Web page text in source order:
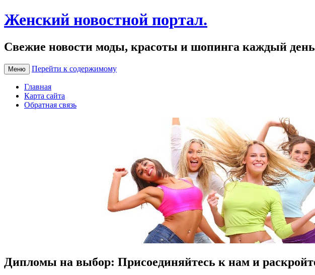
Женский новостной портал.
Свежие новости моды, красоты и шопинга каждый день
Меню Перейти к содержимому
Главная
Карта сайта
Обратная связь
Дипломы на выбор: Присоединяйтесь к нам и